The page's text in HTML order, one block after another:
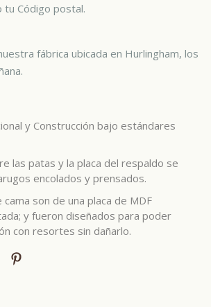
tu Código postal.
fábrica ubicada en Hurlingham, los
y Construcción bajo estándares
las patas y la placa del respaldo se
encolados y prensados.
son de una placa de MDF
y fueron diseñados para poder
con resortes sin dañarlo.